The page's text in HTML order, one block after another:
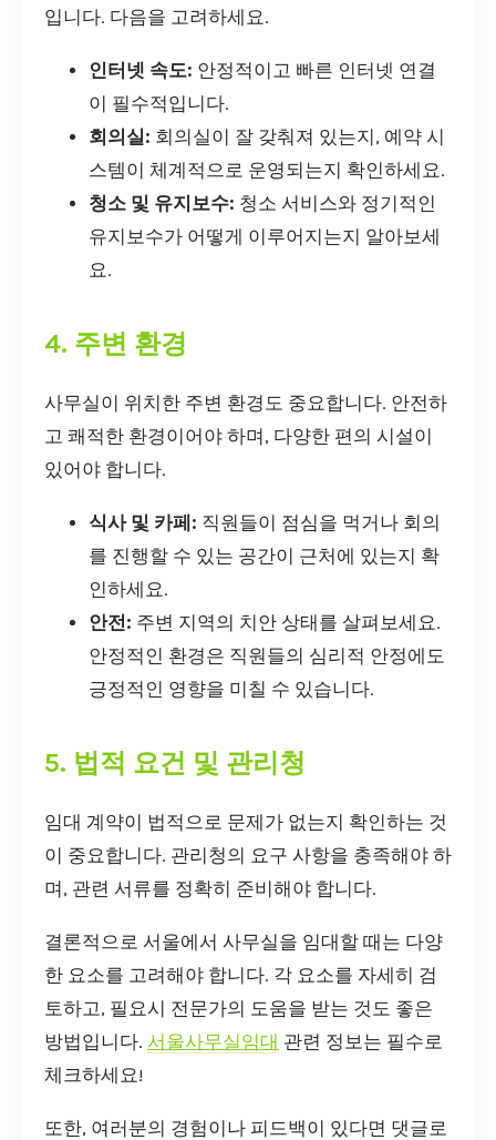
입니다. 다음을 고려하세요.
인터넷 속도: 안정적이고 빠른 인터넷 연결
이 필수적입니다.
회의실: 회의실이 잘 갖춰져 있는지, 예약 시
스템이 체계적으로 운영되는지 확인하세요.
청소 및 유지보수: 청소 서비스와 정기적인
유지보수가 어떻게 이루어지는지 알아보세
요.
4. 주변 환경
사무실이 위치한 주변 환경도 중요합니다. 안전하
고 쾌적한 환경이어야 하며, 다양한 편의 시설이
있어야 합니다.
식사 및 카페: 직원들이 점심을 먹거나 회의
를 진행할 수 있는 공간이 근처에 있는지 확
인하세요.
안전: 주변 지역의 치안 상태를 살펴보세요.
안정적인 환경은 직원들의 심리적 안정에도
긍정적인 영향을 미칠 수 있습니다.
5. 법적 요건 및 관리청
임대 계약이 법적으로 문제가 없는지 확인하는 것
이 중요합니다. 관리청의 요구 사항을 충족해야 하
며, 관련 서류를 정확히 준비해야 합니다.
결론적으로 서울에서 사무실을 임대할 때는 다양
한 요소를 고려해야 합니다. 각 요소를 자세히 검
토하고, 필요시 전문가의 도움을 받는 것도 좋은
방법입니다. 서울사무실임대 관련 정보는 필수로
체크하세요!
또한, 여러분의 경험이나 피드백이 있다면 댓글로